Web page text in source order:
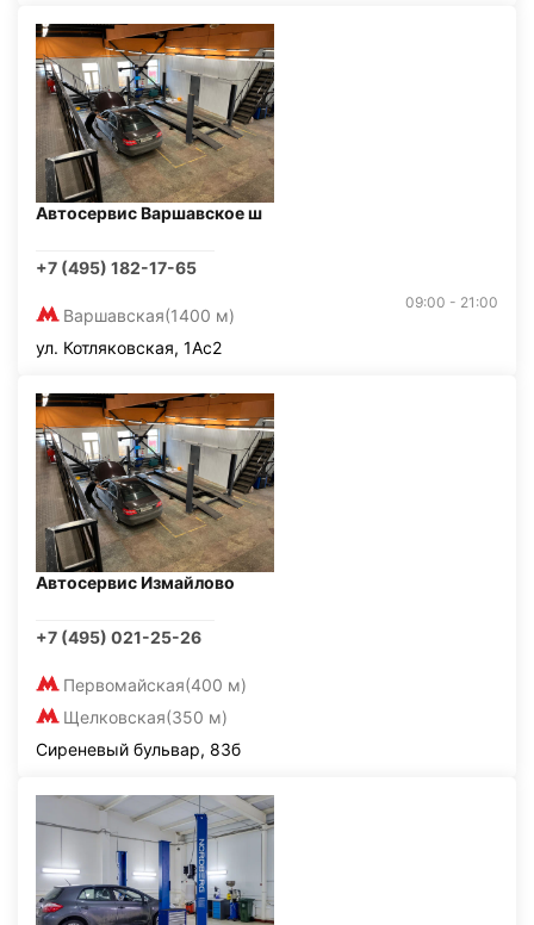
Автосервис Варшавское ш
+7 (495) 182-17-65
Варшавская(1400 м)
09:00 - 21:00
ул. Котляковская, 1Ас2
Автосервис Измайлово
+7 (495) 021-25-26
Первомайская(400 м)
Щелковская(350 м)
Сиреневый бульвар, 83б